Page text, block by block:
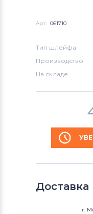
Арт: 061710
Тип шлейфа
Производство
На складе
Доставка
г.